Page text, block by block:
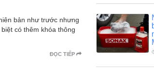
bản như trước nhưng
có thêm khóa thông
ĐỌC TIẾP